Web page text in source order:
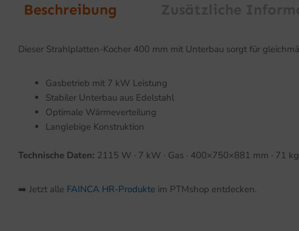
Beschreibung
Dieser Strahlplatten-Kocher 400 mm mit Unterbau sorgt für
Gasbetrieb mit 7 kW Leistung
Stabiler Unterbau aus Edelstahl
Optimale Wärmeverteilung
Langlebige Konstruktion
Technische Daten: 2115 W · 7 kW · Gas · 400×750×881 mm · 71 kg
➡️ Jetzt alle FAINCA HR-Produkte im PTMshop entdecken.